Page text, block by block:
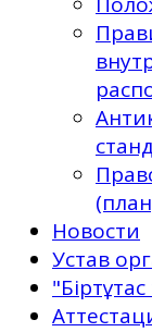
Новости
Устав